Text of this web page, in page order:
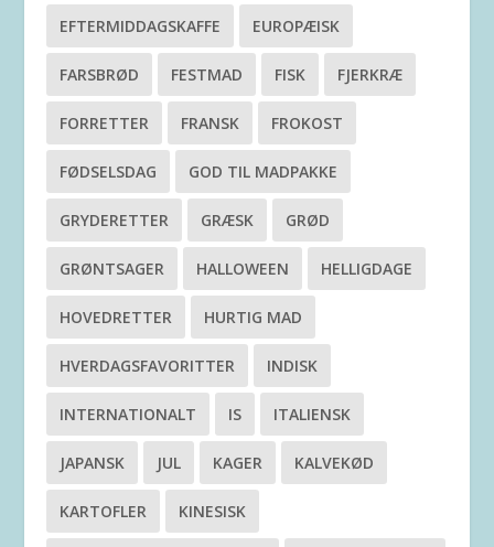
EFTERMIDDAGSKAFFE EUROPÆISK
FARSBRØD FESTMAD FISK FJERKRÆ
FORRETTER FRANSK FROKOST
FØDSELSDAG GOD TIL MADPAKKE
GRYDERETTER GRÆSK GRØD
GRØNTSAGER HALLOWEEN HELLIGDAGE
HOVEDRETTER HURTIG MAD
HVERDAGSFAVORITTER INDISK
INTERNATIONALT IS ITALIENSK
JAPANSK JUL KAGER KALVEKØD
KARTOFLER KINESISK